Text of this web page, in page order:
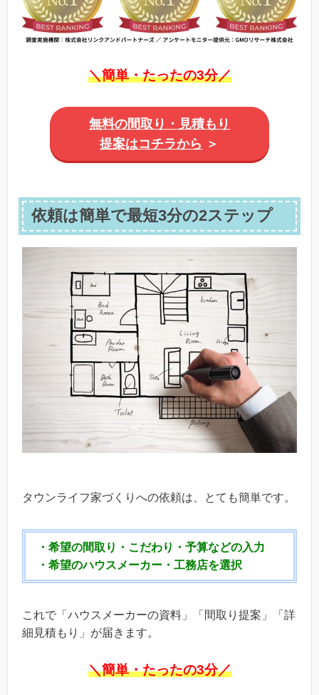
＼簡単・たったの3分／
無料の間取り・見積もり
提案はコチラから ＞
依頼は簡単で最短3分の2ステップ
タウンライフ家づくりへの依頼は、とても簡単です。
・希望の間取り・こだわり・予算などの入力
・希望のハウスメーカー・工務店を選択
これで「ハウスメーカーの資料」「間取り提案」「詳
細見積もり」が届きます。
＼簡単・たったの3分／